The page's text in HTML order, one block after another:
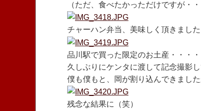
（ただ、食べたかっただけですが・・
チャーハン弁当、美味しく頂きました
品川駅で買った限定のお土産・・・
久しぶりにケンタに渡して記念撮影
僕も僕もと、岡が割り込んできました
残念な結果に（笑）